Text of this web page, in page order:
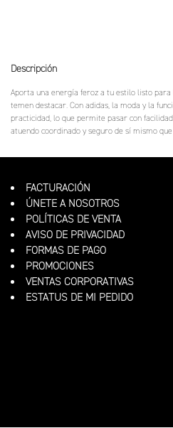
Descripción
Aporta una energía feroz a tu estilo listo para
temen destacar. Con adidas, la moda y la
practicidad, lo que permite pasar con
atuendo coordinado y seguro de sí mismo
FACTURACIÓN
ÚNETE A NOSOTROS
POLÍTICAS DE VENTA
AVISO DE PRIVACIDAD
FORMAS DE PAGO
PROMOCIONES
VENTAS CORPORATIVAS
ESTATUS DE MI PEDIDO